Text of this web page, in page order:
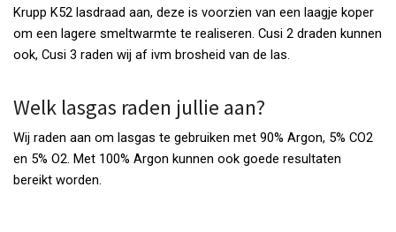
Krupp K52 lasdraad aan, deze is voorzien van een laagje koper
om een lagere smeltwarmte te realiseren. Cusi 2 draden kunnen
ook, Cusi 3 raden wij af ivm brosheid van de las.
Welk lasgas raden jullie aan?
Wij raden aan om lasgas te gebruiken met 90% Argon, 5% CO2
en 5% O2. Met 100% Argon kunnen ook goede resultaten
bereikt worden.